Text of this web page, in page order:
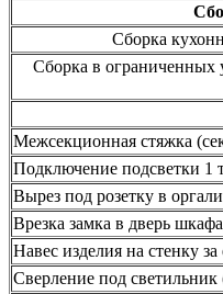
Сборка
Сборка в ограниченных
Межсекционная стяжка
Подключение подсветки 1
Вырез под розетку в
Врезка замка в дверь
Навес изделия на стенку
Сверление под светильник